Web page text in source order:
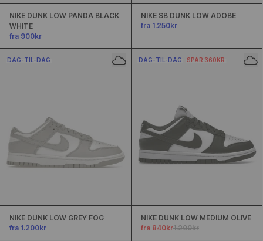
NIKE DUNK LOW PANDA BLACK
WHITE
fra 900kr
NIKE SB DUNK LOW ADOBE
fra 1.250kr
DAG-TIL-DAG
NIKE DUNK LOW GREY FOG
fra 1.200kr
DAG-TIL-DAG SPAR 360KR
NIKE DUNK LOW MEDIUM OLIVE
fra 840kr1.200kr